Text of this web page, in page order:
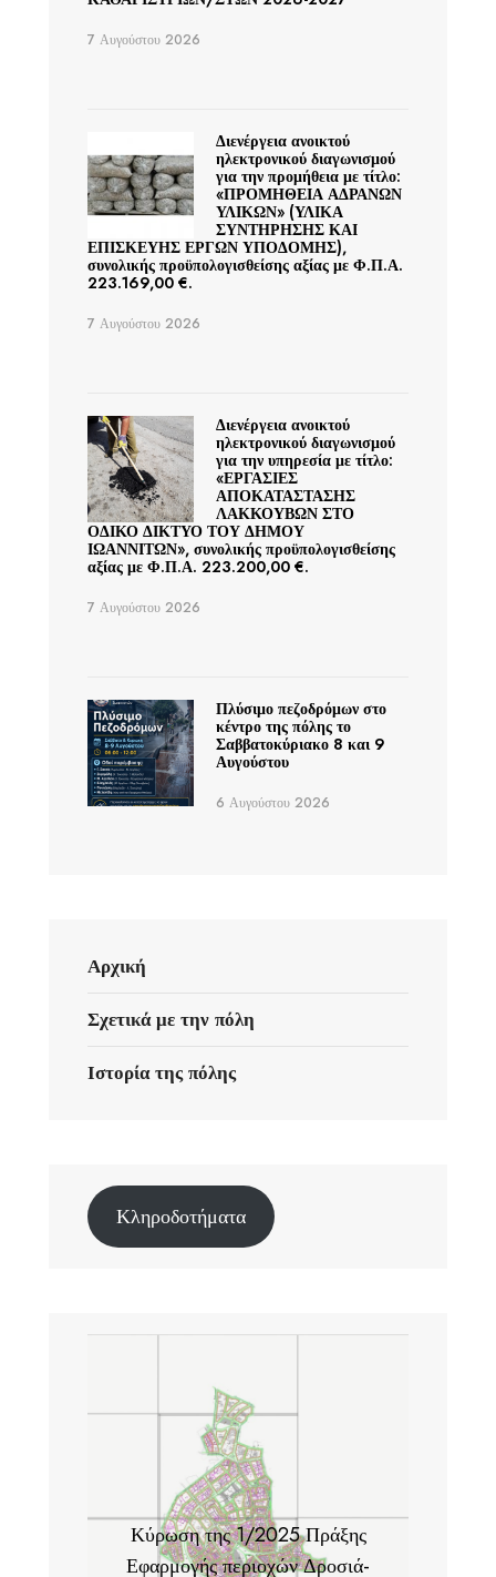
7 Αυγούστου 2026
Διενέργεια ανοικτού
ηλεκτρονικού διαγωνισμού
για την προμήθεια με τίτλο:
«ΠΡΟΜΗΘΕΙΑ ΑΔΡΑΝΩΝ
ΥΛΙΚΩΝ» (ΥΛΙΚΑ
ΣΥΝΤΗΡΗΣΗΣ ΚΑΙ
ΕΠΙΣΚΕΥΗΣ ΕΡΓΩΝ ΥΠΟΔΟΜΗΣ),
συνολικής προϋπολογισθείσης αξίας με Φ.Π.Α.
223.169,00 €.
7 Αυγούστου 2026
Διενέργεια ανοικτού
ηλεκτρονικού διαγωνισμού
για την υπηρεσία με τίτλο:
«ΕΡΓΑΣΙΕΣ
ΑΠΟΚΑΤΑΣΤΑΣΗΣ
ΛΑΚΚΟΥΒΩΝ ΣΤΟ
ΟΔΙΚΟ ΔΙΚΤΥΟ ΤΟΥ ΔΗΜΟΥ
ΙΩΑΝΝΙΤΩΝ», συνολικής προϋπολογισθείσης
αξίας με Φ.Π.Α. 223.200,00 €.
7 Αυγούστου 2026
Πλύσιμο πεζοδρόμων στο
κέντρο της πόλης το
Σαββατοκύριακο 8 και 9
Αυγούστου
6 Αυγούστου 2026
Αρχική
Σχετικά με την πόλη
Ιστορία της πόλης
Κληροδοτήματα
Κύρωση της 1/2025 Πράξης
Εφαρμογής περιοχών Δροσιά-